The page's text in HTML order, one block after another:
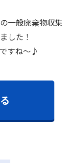
一般廃棄物収集
した！
すね～♪